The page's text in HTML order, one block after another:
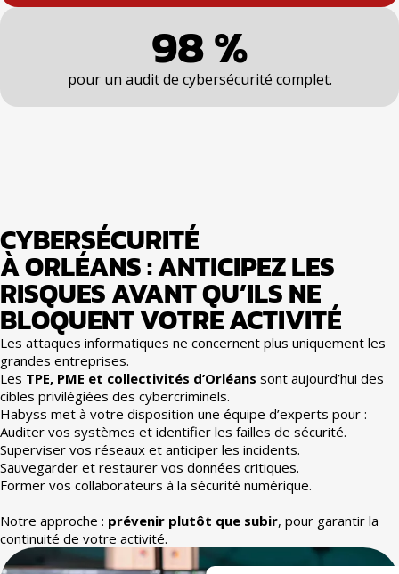
98 %
pour un audit de cybersécurité complet.
CYBERSÉCURITÉ
À ORLÉANS : ANTICIPEZ LES
RISQUES AVANT QU’ILS NE
BLOQUENT VOTRE ACTIVITÉ
Les attaques informatiques ne concernent plus uniquement les
grandes entreprises.
Les TPE, PME et collectivités d’Orléans sont aujourd’hui des
cibles privilégiées des cybercriminels.
Habyss met à votre disposition une équipe d’experts pour :
Auditer vos systèmes et identifier les failles de sécurité.
Superviser vos réseaux et anticiper les incidents.
Sauvegarder et restaurer vos données critiques.
Former vos collaborateurs à la sécurité numérique.
Notre approche : prévenir plutôt que subir, pour garantir la
continuité de votre activité.